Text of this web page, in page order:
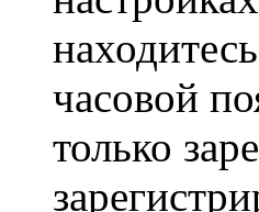
часовой
только